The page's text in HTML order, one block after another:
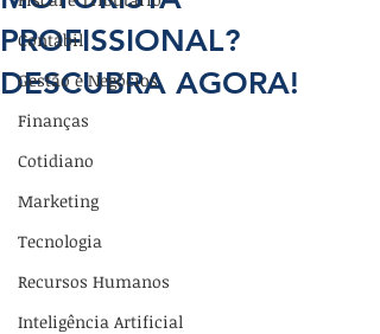
Contábil
Gestão e Negócios
Finanças
Cotidiano
Marketing
Tecnologia
Recursos Humanos
Inteligência Artificial
PROFISSIONAL?
DESCUBRA AGORA!